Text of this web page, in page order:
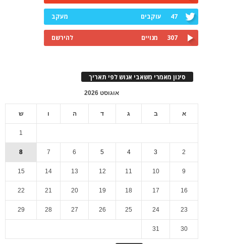
47 עוקבים מעקב
307 מנויים להירשם
סינון מאמרי משאבי אנוש לפי תאריך
אוגוסט 2026
א ב ג ד ה ו ש
1
2
3
4
5
6
7
8
9
10
11
12
13
14
15
16
17
18
19
20
21
22
23
24
25
26
27
28
29
30
31